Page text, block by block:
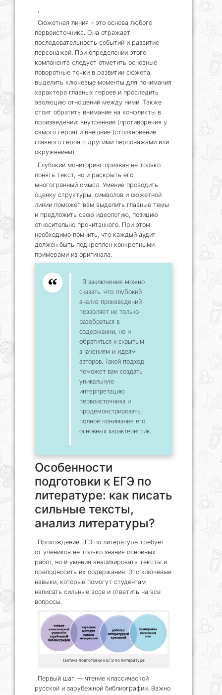
,
Сюжетная линия – это основа любого
первоисточника. Она отражает
последовательность событий и развитие
персонажей. При определении этого
компонента следует отметить основные
поворотные точки в развитии сюжета,
выделить ключевые моменты для понимания
характера главных героев и проследить
эволюцию отношений между ними. Также
стоит обратить внимание на конфликты в
произведении: внутренние (противоречия у
самого героя) и внешние (столкновение
главного героя с другими персонажами или
окружением).
Глубокий мониторинг призван не только
понять текст, но и раскрыть его
многогранный смысл. Умение проводить
оценку структуры, символов и сюжетной
линии поможет вам выделить главные темы
и предложить свою идеологию, позицию
относительно прочитанного. При этом
необходимо помнить, что каждый аудит
должен быть подкреплен конкретными
примерами из оригинала.
В заключение можно
сказать, что глубокий
анализ произведений
позволяет не только
разобраться в
содержании, но и
обратиться к скрытым
значениям и идеям
авторов. Такой подход
поможет вам создать
уникальную
интерпретацию
первоисточника и
продемонстрировать
полное понимание его
основных характеристик.
Особенности
подготовки к ЕГЭ по
литературе: как писать
сильные тексты,
анализ литературы?
Прохождение ЕГЭ по литературе требует
от учеников не только знания основных
работ, но и умения анализировать тексты и
преподносить их содержание. Это ключевые
навыки, которые помогут студентам
написать сильные эссе и ответить на все
вопросы.
Тактика подготовки к ЕГЭ по литературе
Первый шаг — чтение классической
русской и зарубежной библиографии. Важно